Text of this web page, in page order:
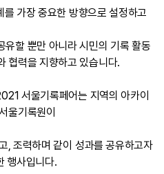
가장 중요한 방향으로 설정하고
유할 뿐만 아니라 시민의 기록 활동
협력을 지향하고 있습니다.
서울기록페어는 지역의 아카이
울기록원이
, 조력하며 같이 성과를 공유하고자
행사입니다.